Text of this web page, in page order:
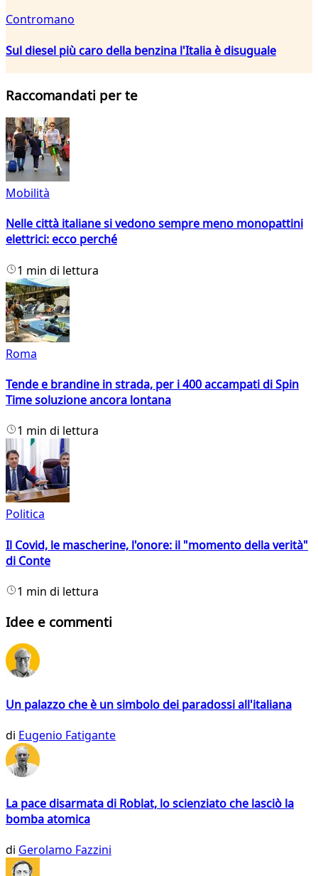
Contromano
Sul diesel più caro della benzina l'Italia è disuguale
Raccomandati per te
Mobilità
Nelle città italiane si vedono sempre meno monopattini
elettrici: ecco perché
1 min di lettura
Roma
Tende e brandine in strada, per i 400 accampati di Spin
Time soluzione ancora lontana
1 min di lettura
Politica
Il Covid, le mascherine, l'onore: il "momento della verità"
di Conte
1 min di lettura
Idee e commenti
Un palazzo che è un simbolo dei paradossi all'italiana
di Eugenio Fatigante
La pace disarmata di Roblat, lo scienziato che lasciò la
bomba atomica
di Gerolamo Fazzini